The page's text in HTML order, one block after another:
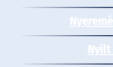
Nyílt